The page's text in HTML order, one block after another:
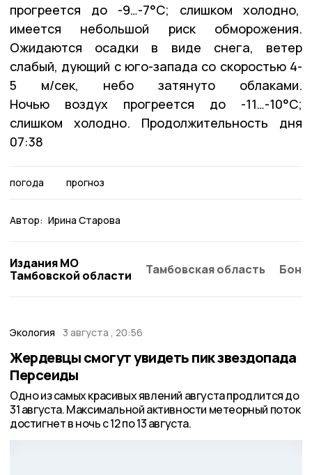
прогреется до -9…-7°C; слишком холодно,
имеется небольшой риск обморожения.
Ожидаются осадки в виде снега, ветер
слабый, дующий с юго-запада со скоростью 4-
5 м/сек, небо затянуто облаками.
Ночью воздух прогреется до -11…-10°C;
слишком холодно. Продолжительность дня
07:38
погода прогноз
Автор: Ирина Старова
Издания МО
Тамбовской области
Тамбовская область
Экология 3 августа , 20:56
Жердевцы смогут увидеть пик звездопада
Персеиды
Одно из самых красивых явлений августа продлится до
31 августа. Максимальной активности метеорный поток
достигнет в ночь с 12 по 13 августа.